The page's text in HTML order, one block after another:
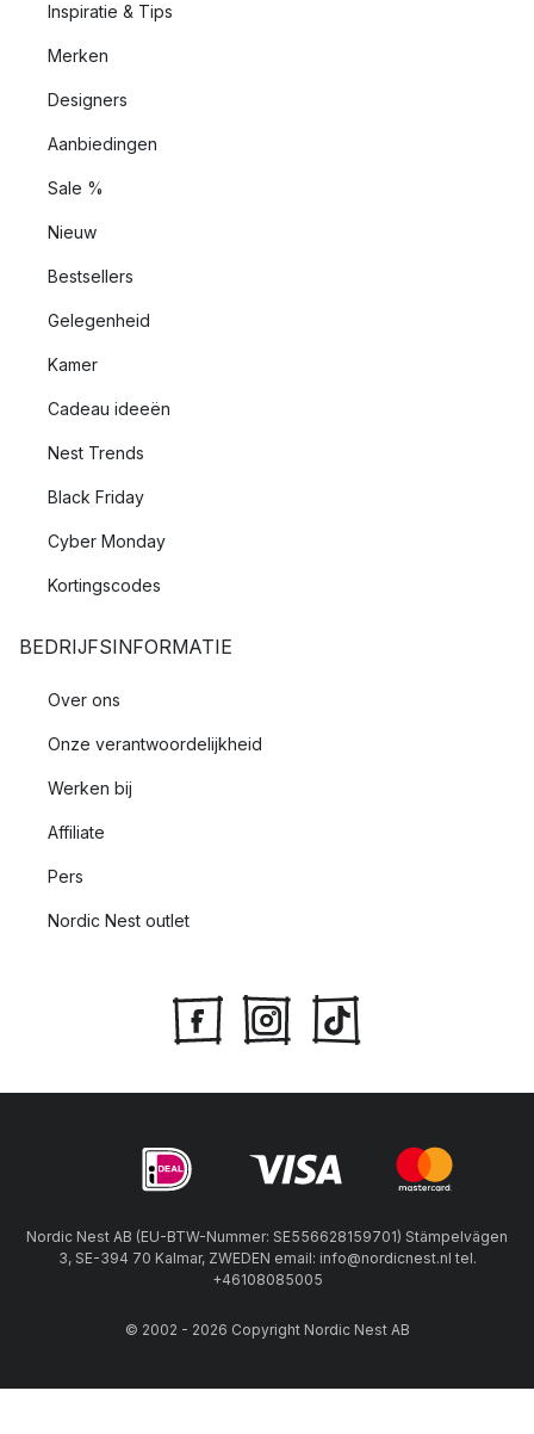
Inspiratie & Tips
Merken
Designers
Aanbiedingen
Sale %
Nieuw
Bestsellers
Gelegenheid
Kamer
Cadeau ideeën
Nest Trends
Black Friday
Cyber Monday
Kortingscodes
BEDRIJFSINFORMATIE
Over ons
Onze verantwoordelijkheid
Werken bij
Affiliate
Pers
Nordic Nest outlet
Nordic Nest AB (EU-BTW-Nummer: SE556628159701) Stämpelvägen
3, SE-394 70 Kalmar, ZWEDEN email: info@nordicnest.nl tel.
+46108085005
© 2002 - 2026 Copyright Nordic Nest AB